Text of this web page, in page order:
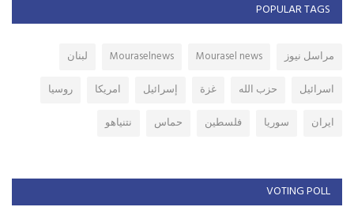
POPULAR TAGS
مراسل نيوز Mourasel news
Mouraselnews
لبنان
اسرائيل
حزب الله غزة إسرائيل امريكا
روسيا
ايران
سوريا فلسطين حماس نتنياهو
VOTING POLL